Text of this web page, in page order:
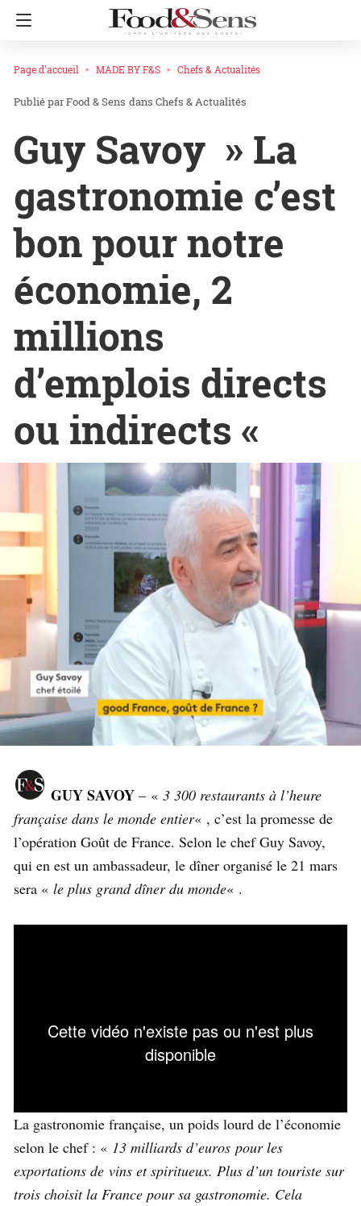
Page d'accueil MADE BY F&S Chefs & Actualités
Food & Sens dans Chefs & Actualités
Guy Savoy » La
gastronomie c’est
bon pour notre
économie, 2
millions
d’emplois directs
ou indirects «
GUY SAVOY – « 3 300 restaurants à l’heure
française dans le monde entier« , c’est la promesse de
l’opération Goût de France. Selon le chef Guy Savoy,
qui en est un ambassadeur, le dîner organisé le 21 mars
sera « le plus grand dîner du monde« .
La gastronomie française, un poids lourd de l’économie
selon le chef : « 13 milliards d’euros pour les
exportations de vins et spiritueux. Plus d’un touriste sur
trois choisit la France pour sa gastronomie. Cela